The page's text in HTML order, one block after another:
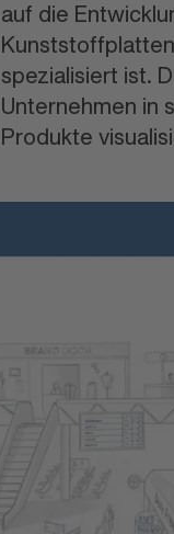
auf die
spezialisiert ist.
Unternehmen in
Produkte